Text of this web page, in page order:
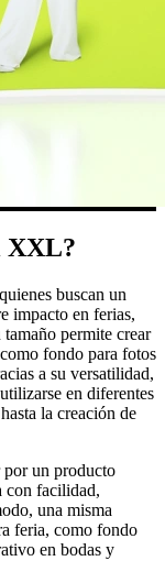
XXL?
buscan un
impacto en ferias,
permite crear
fondo para fotos
a su versatilidad,
en diferentes
la creación de
un producto
con facilidad,
una misma
feria, como fondo
en bodas y